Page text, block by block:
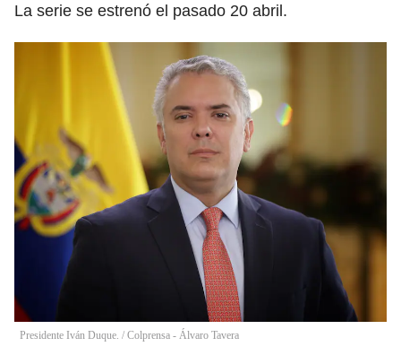
La serie se estrenó el pasado 20 abril.
Presidente Iván Duque. / Colprensa - Álvaro Tavera